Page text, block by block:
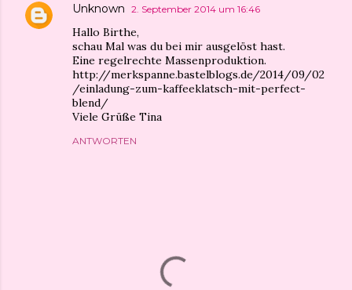
Unknown 2. September 2014 um 16:46
Hallo Birthe,
schau Mal was du bei mir ausgelöst hast.
Eine regelrechte Massenproduktion.
http://merkspanne.bastelblogs.de/2014/09/02
/einladung-zum-kaffeeklatsch-mit-perfect-
blend/
Viele Grüße Tina
ANTWORTEN